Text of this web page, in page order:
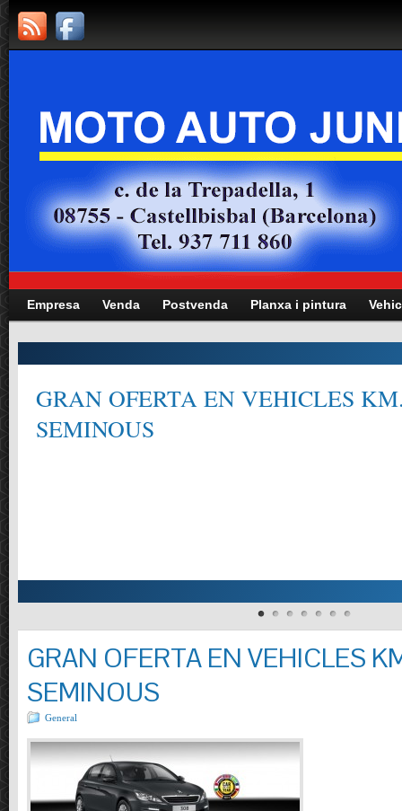
Empresa Venda Postvenda Planxa i pintura
GRAN OFERTA EN VEHICLES
SEMINOUS
GRAN OFERTA EN VEHICLES
SEMINOUS
General